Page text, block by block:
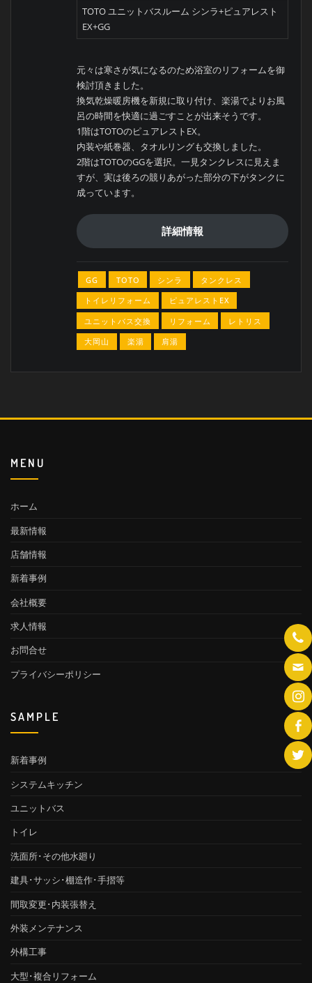
TOTO ユニットバスルーム シンラ+ピュアレスト
EX+GG
元々は寒さが気になるのため浴室のリフォームを御
検討頂きました。
換気乾燥暖房機を新規に取り付け、楽湯でよりお風
呂の時間を快適に過ごすことが出来そうです。
1階はTOTOのピュアレストEX。
内装や紙巻器、タオルリングも交換しました。
2階はTOTOのGGを選択。一見タンクレスに見えま
すが、実は後ろの競りあがった部分の下がタンクに
成っています。
詳細情報
GG TOTO シンラ
タンクレス
トイレリフォーム
ピュアレストEX
ユニットバス交換
リフォーム
レトリス
大岡山
楽湯 肩湯
MENU
ホーム
最新情報
店舗情報
新着事例
会社概要
求人情報
お問合せ
プライバシーポリシー
SAMPLE
新着事例
システムキッチン
ユニットバス
トイレ
洗面所･その他水廻り
建具･サッシ･棚造作･手摺等
間取変更･内装張替え
外装メンテナンス
外構工事
大型･複合リフォーム